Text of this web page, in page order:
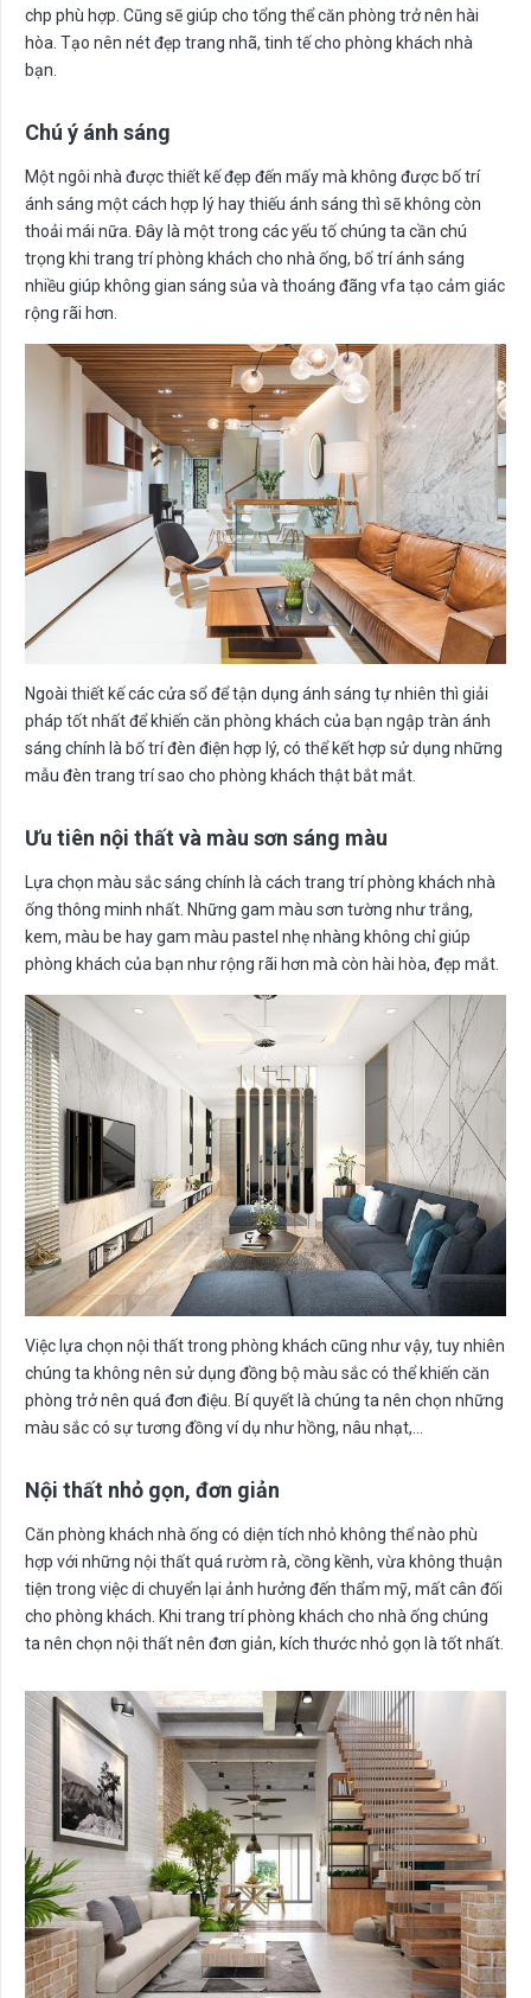
chp phù hợp. Cũng sẽ giúp cho tổng thể căn phòng trở nên hài
hòa. Tạo nên nét đẹp trang nhã, tinh tế cho phòng khách nhà
bạn.
Chú ý ánh sáng
Một ngôi nhà được thiết kế đẹp đến mấy mà không được bố trí
ánh sáng một cách hợp lý hay thiếu ánh sáng thì sẽ không còn
thoải mái nữa. Đây là một trong các yếu tố chúng ta cần chú
trọng khi trang trí phòng khách cho nhà ống, bố trí ánh sáng
nhiều giúp không gian sáng sủa và thoáng đãng vfa tạo cảm giác
rộng rãi hơn.
Ngoài thiết kế các cửa sổ để tận dụng ánh sáng tự nhiên thì giải
pháp tốt nhất để khiến căn phòng khách của bạn ngập tràn ánh
sáng chính là bố trí đèn điện hợp lý, có thể kết hợp sử dụng những
mẫu đèn trang trí sao cho phòng khách thật bắt mắt.
Ưu tiên nội thất và màu sơn sáng màu
Lựa chọn màu sắc sáng chính là cách trang trí phòng khách nhà
ống thông minh nhất. Những gam màu sơn tường như trắng,
kem, màu be hay gam màu pastel nhẹ nhàng không chỉ giúp
phòng khách của bạn như rộng rãi hơn mà còn hài hòa, đẹp mắt.
Việc lựa chọn nội thất trong phòng khách cũng như vậy, tuy nhiên
chúng ta không nên sử dụng đồng bộ màu sắc có thể khiến căn
phòng trở nên quá đơn điệu. Bí quyết là chúng ta nên chọn những
màu sắc có sự tương đồng ví dụ như hồng, nâu nhạt,…
Nội thất nhỏ gọn, đơn giản
Căn phòng khách nhà ống có diện tích nhỏ không thể nào phù
hợp với những nội thất quá rườm rà, cồng kềnh, vừa không thuận
tiện trong việc di chuyển lại ảnh hưởng đến thẩm mỹ, mất cân đối
cho phòng khách. Khi trang trí phòng khách cho nhà ống chúng
ta nên chọn nội thất nên đơn giản, kích thước nhỏ gọn là tốt nhất.